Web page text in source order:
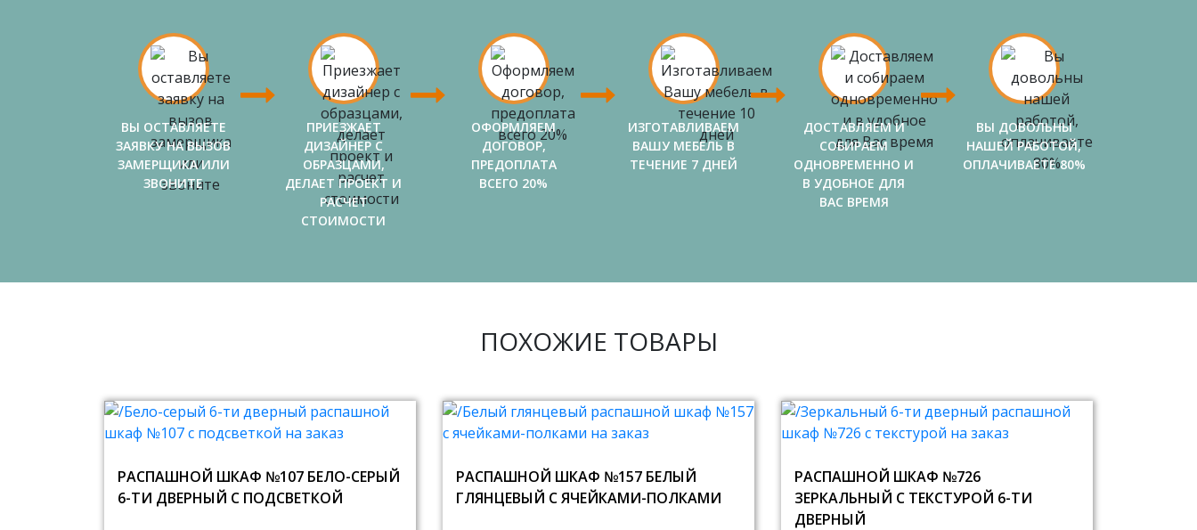
ВЫ ОСТАВЛЯЕТЕ
ЗАЯВКУ НА ВЫЗОВ
ЗАМЕРЩИКА ИЛИ
ЗВОНИТЕ
ПРИЕЗЖАЕТ
ДИЗАЙНЕР С
ОБРАЗЦАМИ,
ДЕЛАЕТ ПРОЕКТ И
РАСЧЕТ
СТОИМОСТИ
ОФОРМЛЯЕМ
ДОГОВОР,
ПРЕДОПЛАТА
ВСЕГО 20%
ИЗГОТАВЛИВАЕМ
ВАШУ МЕБЕЛЬ В
ТЕЧЕНИЕ 7 ДНЕЙ
ДОСТАВЛЯЕМ И
СОБИРАЕМ
ОДНОВРЕМЕННО И
В УДОБНОЕ ДЛЯ
ВАС ВРЕМЯ
ВЫ ДОВОЛЬНЫ
НАШЕЙ РАБОТОЙ,
ОПЛАЧИВАЕТЕ 80%
ПОХОЖИЕ ТОВАРЫ
РАСПАШНОЙ ШКАФ №107 БЕЛО-СЕРЫЙ
6-ТИ ДВЕРНЫЙ С ПОДСВЕТКОЙ
РАСПАШНОЙ ШКАФ №157 БЕЛЫЙ
ГЛЯНЦЕВЫЙ С ЯЧЕЙКАМИ-ПОЛКАМИ
РАСПАШНОЙ ШКАФ №726
ЗЕРКАЛЬНЫЙ С ТЕКСТУРОЙ 6-ТИ
ДВЕРНЫЙ